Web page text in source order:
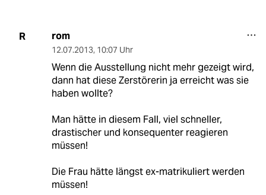
R rom
12.07.2013, 10:07 Uhr
Wenn die Ausstellung nicht mehr gezeigt wird,
dann hat diese Zerstörerin ja erreicht was sie
haben wollte?
Man hätte in diesem Fall, viel schneller,
drastischer und konsequenter reagieren
müssen!
Die Frau hätte längst ex-matrikuliert werden
müssen!